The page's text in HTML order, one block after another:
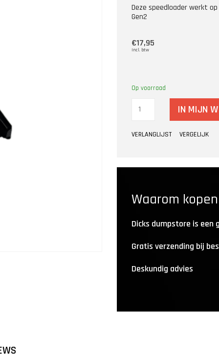
Deze speedloader werkt
Gen2
€17,95
Incl. btw
Op voorraad
IN MIJN
VERLANGLIJST VERGELIJK
Waarom
Dicks dumpstore is een
Gratis verzending bij
Deskundig advies